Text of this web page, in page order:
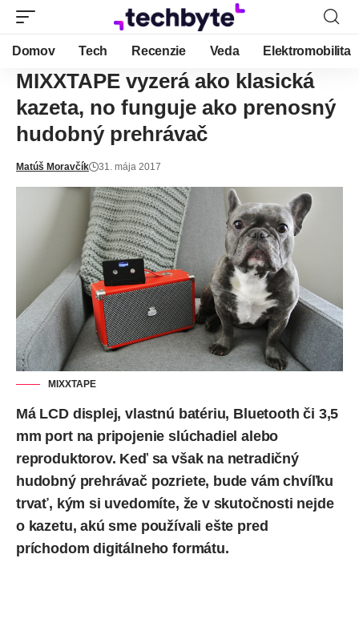
Domov Tech Recenzie Veda Elektromobilita
MIXXTAPE vyzerá ako klasická
kazeta, no funguje ako prenosný
hudobný prehrávač
Matúš Moravčík 31. mája 2017
MIXXTAPE
Má LCD displej, vlastnú batériu, Bluetooth či 3,5
mm port na pripojenie slúchadiel alebo
reproduktorov. Keď sa však na netradičný
hudobný prehrávač pozriete, bude vám chvíľku
trvať, kým si uvedomíte, že v skutočnosti nejde
o kazetu, akú sme používali ešte pred
príchodom digitálneho formátu.